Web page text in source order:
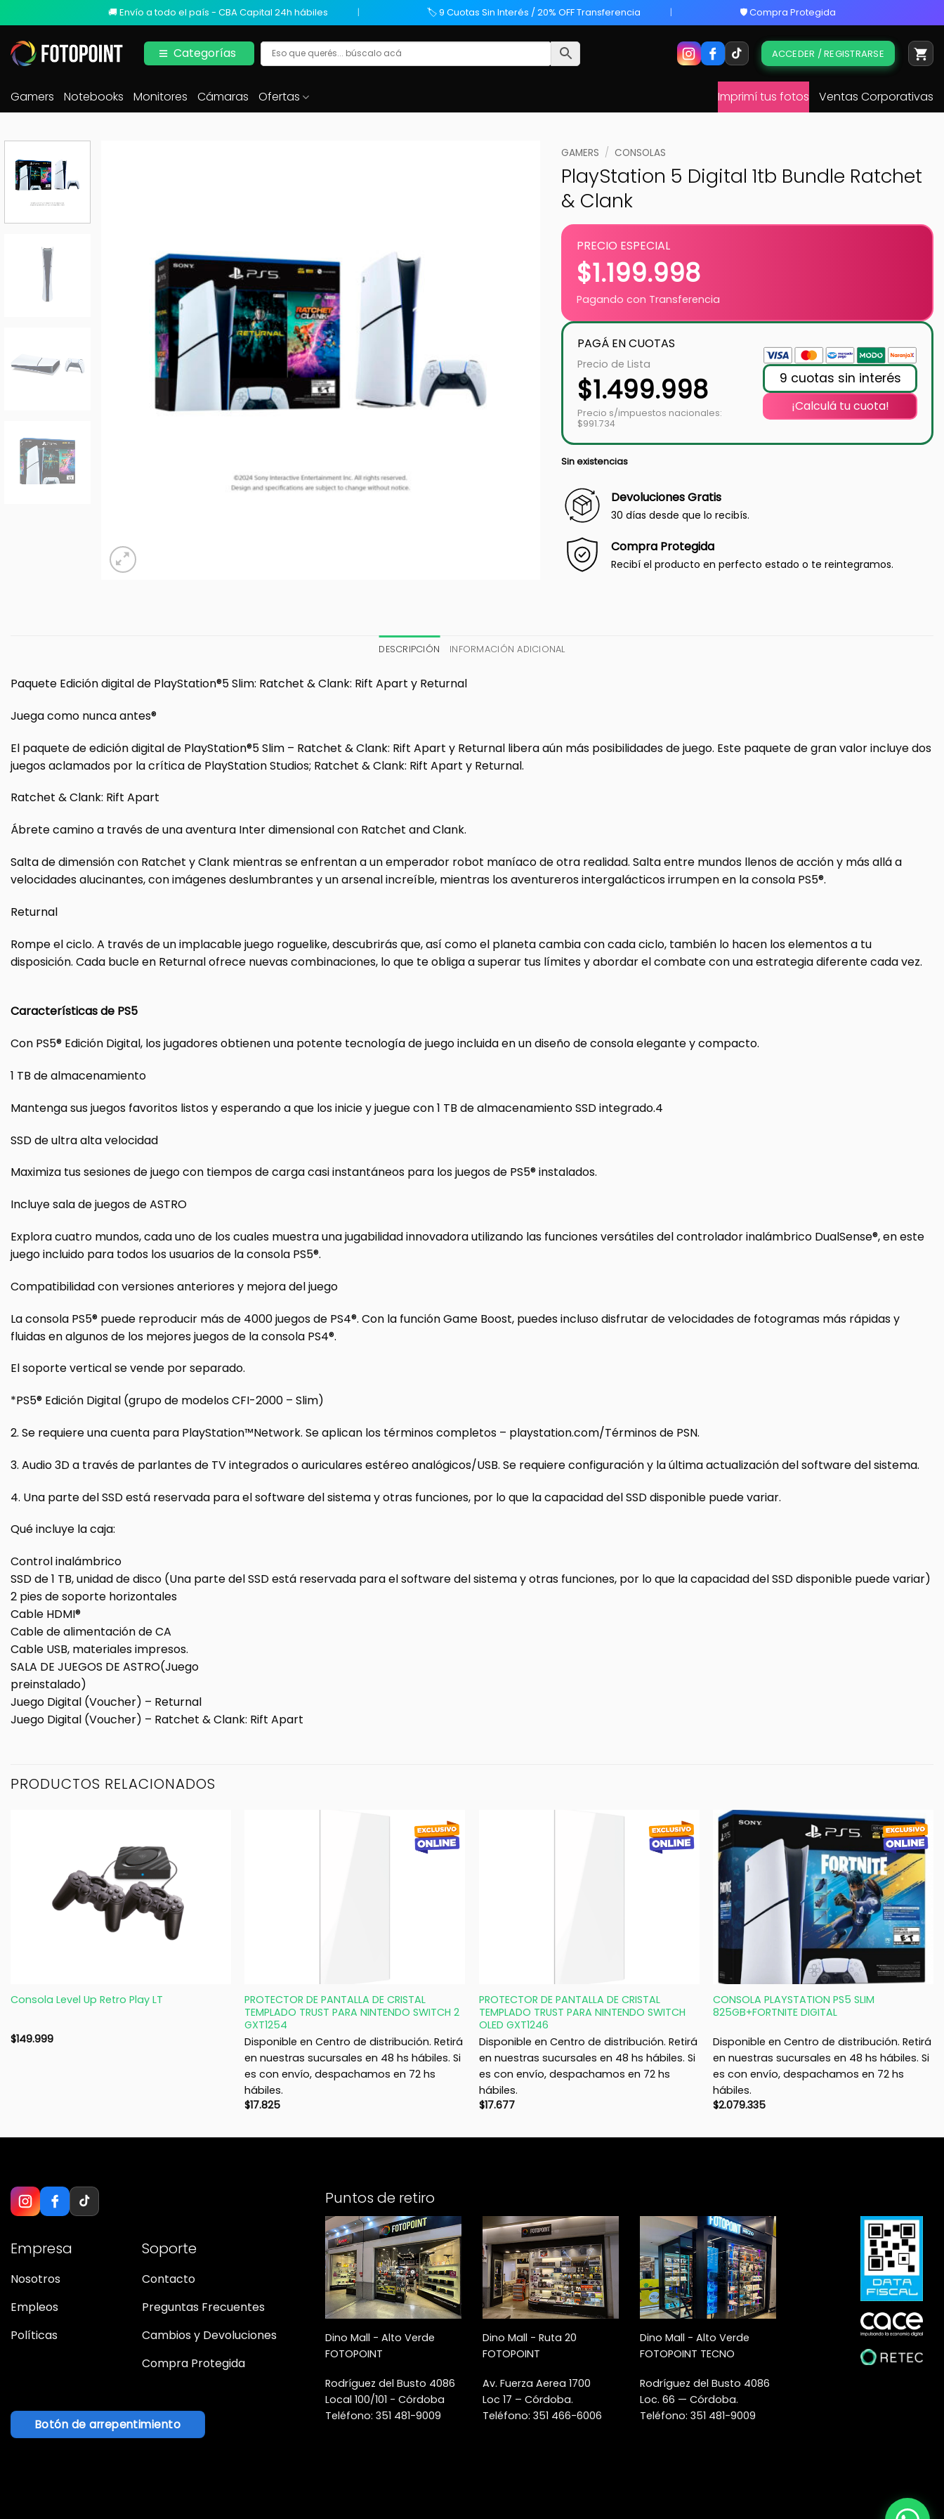
🚚 Envío a todo el país - CBA Capital 24h hábiles 🏷️ 9 Cuotas Sin Interés / 20% OFF Transferencia 🛡️ Compra Protegida
Categorías ACCEDER / REGISTRARSE
Gamers Notebooks Monitores Cámaras Ofertas Imprimí tus fotos Ventas Corporativas
GAMERS / CONSOLAS
PlayStation 5 Digital 1tb Bundle Ratchet
& Clank
PRECIO ESPECIAL
$1.199.998
Pagando con Transferencia
PAGÁ EN CUOTAS
Precio de Lista
$1.499.998
Precio s/impuestos nacionales:
$991.734
9 cuotas sin interés
¡Calculá tu cuota!
Sin existencias
Devoluciones Gratis
30 días desde que lo recibís.
Compra Protegida
Recibí el producto en perfecto estado o te reintegramos.
DESCRIPCIÓN INFORMACIÓN ADICIONAL
Paquete Edición digital de PlayStation®5 Slim: Ratchet & Clank: Rift Apart y Returnal
Juega como nunca antes®
El paquete de edición digital de PlayStation®5 Slim – Ratchet & Clank: Rift Apart y Returnal libera aún más posibilidades de juego. Este paquete de gran valor incluye dos
juegos aclamados por la crítica de PlayStation Studios; Ratchet & Clank: Rift Apart y Returnal.
Ratchet & Clank: Rift Apart
Ábrete camino a través de una aventura Inter dimensional con Ratchet and Clank.
Salta de dimensión con Ratchet y Clank mientras se enfrentan a un emperador robot maníaco de otra realidad. Salta entre mundos llenos de acción y más allá a
velocidades alucinantes, con imágenes deslumbrantes y un arsenal increíble, mientras los aventureros intergalácticos irrumpen en la consola PS5®.
Returnal
Rompe el ciclo. A través de un implacable juego roguelike, descubrirás que, así como el planeta cambia con cada ciclo, también lo hacen los elementos a tu
disposición. Cada bucle en Returnal ofrece nuevas combinaciones, lo que te obliga a superar tus límites y abordar el combate con una estrategia diferente cada vez.
Características de PS5
Con PS5® Edición Digital, los jugadores obtienen una potente tecnología de juego incluida en un diseño de consola elegante y compacto.
1 TB de almacenamiento
Mantenga sus juegos favoritos listos y esperando a que los inicie y juegue con 1 TB de almacenamiento SSD integrado.4
SSD de ultra alta velocidad
Maximiza tus sesiones de juego con tiempos de carga casi instantáneos para los juegos de PS5® instalados.
Incluye sala de juegos de ASTRO
Explora cuatro mundos, cada uno de los cuales muestra una jugabilidad innovadora utilizando las funciones versátiles del controlador inalámbrico DualSense®, en este
juego incluido para todos los usuarios de la consola PS5®.
Compatibilidad con versiones anteriores y mejora del juego
La consola PS5® puede reproducir más de 4000 juegos de PS4®. Con la función Game Boost, puedes incluso disfrutar de velocidades de fotogramas más rápidas y
fluidas en algunos de los mejores juegos de la consola PS4®.
El soporte vertical se vende por separado.
*PS5® Edición Digital (grupo de modelos CFI-2000 – Slim)
2. Se requiere una cuenta para PlayStation™Network. Se aplican los términos completos – playstation.com/Términos de PSN.
3. Audio 3D a través de parlantes de TV integrados o auriculares estéreo analógicos/USB. Se requiere configuración y la última actualización del software del sistema.
4. Una parte del SSD está reservada para el software del sistema y otras funciones, por lo que la capacidad del SSD disponible puede variar.
Qué incluye la caja:
Control inalámbrico
SSD de 1 TB, unidad de disco (Una parte del SSD está reservada para el software del sistema y otras funciones, por lo que la capacidad del SSD disponible puede variar)
2 pies de soporte horizontales
Cable HDMI®
Cable de alimentación de CA
Cable USB, materiales impresos.
SALA DE JUEGOS DE ASTRO(Juego
preinstalado)
Juego Digital (Voucher) – Returnal
Juego Digital (Voucher) – Ratchet & Clank: Rift Apart
PRODUCTOS RELACIONADOS
Consola Level Up Retro Play LT
$149.999
PROTECTOR DE PANTALLA DE CRISTAL
TEMPLADO TRUST PARA NINTENDO SWITCH 2
GXT1254
Disponible en Centro de distribución. Retirá
en nuestras sucursales en 48 hs hábiles. Si
es con envío, despachamos en 72 hs
hábiles.
$17.825
PROTECTOR DE PANTALLA DE CRISTAL
TEMPLADO TRUST PARA NINTENDO SWITCH
OLED GXT1246
Disponible en Centro de distribución. Retirá
en nuestras sucursales en 48 hs hábiles. Si
es con envío, despachamos en 72 hs
hábiles.
$17.677
CONSOLA PLAYSTATION PS5 SLIM
825GB+FORTNITE DIGITAL
Disponible en Centro de distribución. Retirá
en nuestras sucursales en 48 hs hábiles. Si
es con envío, despachamos en 72 hs
hábiles.
$2.079.335
Empresa
Nosotros
Empleos
Políticas
Soporte
Contacto
Preguntas Frecuentes
Cambios y Devoluciones
Compra Protegida
Botón de arrepentimiento
Puntos de retiro
Dino Mall - Alto Verde
FOTOPOINT
Rodríguez del Busto 4086
Local 100/101 - Córdoba
Teléfono: 351 481-9009
Dino Mall - Ruta 20
FOTOPOINT
Av. Fuerza Aerea 1700
Loc 17 – Córdoba.
Teléfono: 351 466-6006
Dino Mall - Alto Verde
FOTOPOINT TECNO
Rodríguez del Busto 4086
Loc. 66 — Córdoba.
Teléfono: 351 481-9009